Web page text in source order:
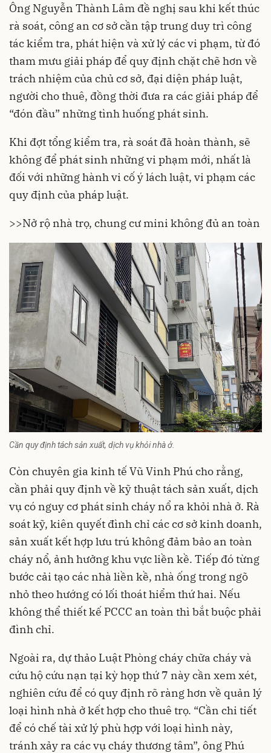
Ông Nguyễn Thành Lâm đề nghị sau khi kết thúc
rà soát, công an cơ sở cần tập trung duy trì công
tác kiểm tra, phát hiện và xử lý các vi phạm, từ đó
tham mưu giải pháp để quy định chặt chẽ hơn về
trách nhiệm của chủ cơ sở, đại diện pháp luật,
người cho thuê, đồng thời đưa ra các giải pháp để
“đón đầu” những tình huống phát sinh.
Khi đợt tổng kiểm tra, rà soát đã hoàn thành, sẽ
không để phát sinh những vi phạm mới, nhất là
đối với những hành vi cố ý lách luật, vi phạm các
quy định của pháp luật.
>>Nở rộ nhà trọ, chung cư mini không đủ an toàn
Cần quy định tách sản xuất, dịch vụ khỏi nhà ở.
Còn chuyên gia kinh tế Vũ Vinh Phú cho rằng,
cần phải quy định về kỹ thuật tách sản xuất, dịch
vụ có nguy cơ phát sinh cháy nổ ra khỏi nhà ở. Rà
soát kỹ, kiên quyết đình chỉ các cơ sở kinh doanh,
sản xuất kết hợp lưu trú không đảm bảo an toàn
cháy nổ, ảnh hưởng khu vực liền kề. Tiếp đó từng
bước cải tạo các nhà liền kề, nhà ống trong ngõ
nhỏ theo hướng có lối thoát hiểm thứ hai. Nếu
không thể thiết kế PCCC an toàn thì bắt buộc phải
đình chỉ.
Ngoài ra, dự thảo Luật Phòng cháy chữa cháy và
cứu hộ cứu nạn tại kỳ họp thứ 7 này cần xem xét,
nghiên cứu để có quy định rõ ràng hơn về quản lý
loại hình nhà ở kết hợp cho thuê trọ. “Cần chi tiết
để có chế tài xử lý phù hợp với loại hình này,
tránh xảy ra các vụ cháy thương tâm”, ông Phú